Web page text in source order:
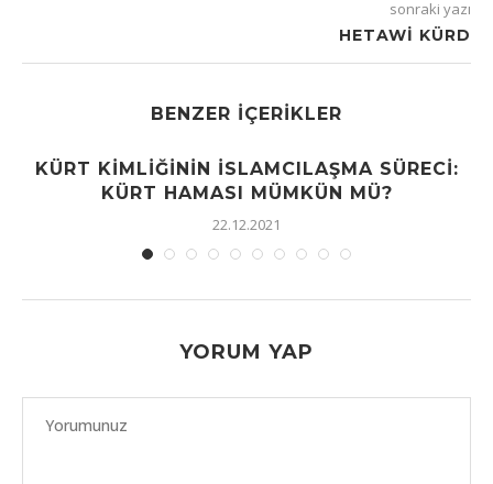
sonraki yazı
HETAWI KÜRD
BENZER İÇERIKLER
KÜRT KIMLIĞININ İSLAMCILAŞMA SÜRECI:
KÜRT HAMASI MÜMKÜN MÜ?
22.12.2021
YORUM YAP